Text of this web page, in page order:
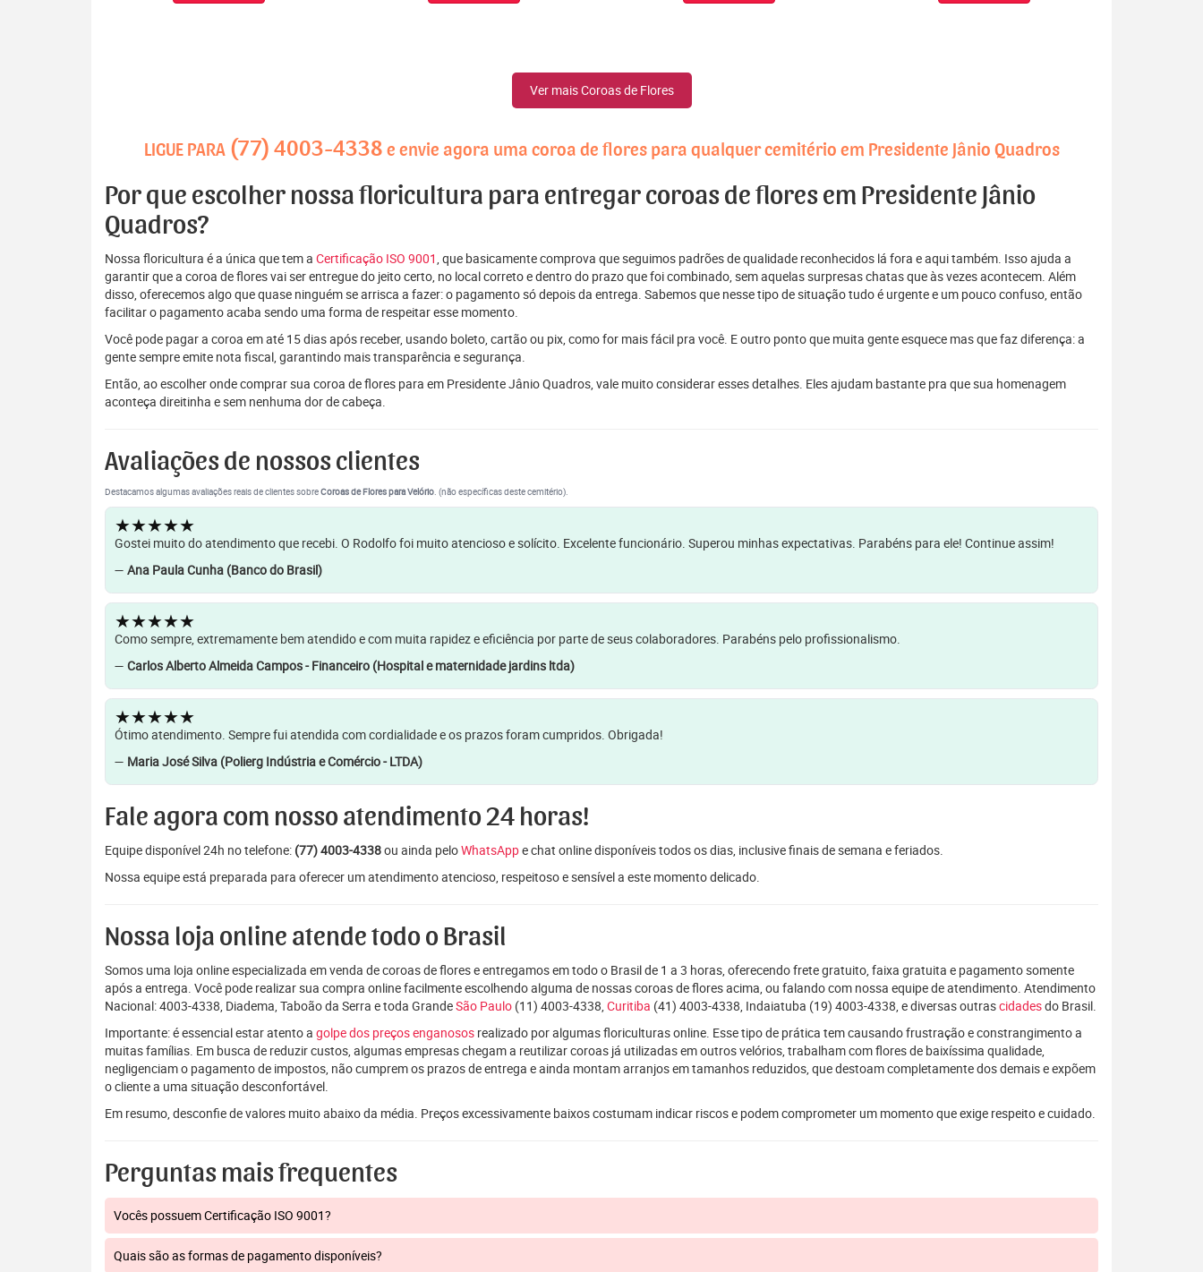
Ver mais Coroas de Flores
LIGUE PARA (77) 4003-4338 e envie agora uma coroa de flores para qualquer cemitério em Presidente Jânio Quadros
Por que escolher nossa floricultura para entregar coroas de flores em Presidente Jânio
Quadros?
Nossa floricultura é a única que tem a Certificação ISO 9001, que basicamente comprova que seguimos padrões de qualidade reconhecidos lá fora e aqui também. Isso ajuda a
garantir que a coroa de flores vai ser entregue do jeito certo, no local correto e dentro do prazo que foi combinado, sem aquelas surpresas chatas que às vezes acontecem. Além
disso, oferecemos algo que quase ninguém se arrisca a fazer: o pagamento só depois da entrega. Sabemos que nesse tipo de situação tudo é urgente e um pouco confuso, então
facilitar o pagamento acaba sendo uma forma de respeitar esse momento.
Você pode pagar a coroa em até 15 dias após receber, usando boleto, cartão ou pix, como for mais fácil pra você. E outro ponto que muita gente esquece mas que faz diferença: a
gente sempre emite nota fiscal, garantindo mais transparência e segurança.
Então, ao escolher onde comprar sua coroa de flores para em Presidente Jânio Quadros, vale muito considerar esses detalhes. Eles ajudam bastante pra que sua homenagem
aconteça direitinha e sem nenhuma dor de cabeça.
Avaliações de nossos clientes
Destacamos algumas avaliações reais de clientes sobreCoroas de Flores para Velório. (não específicas deste cemitério).
★★★★★
Gostei muito do atendimento que recebi. O Rodolfo foi muito atencioso e solícito. Excelente funcionário. Superou minhas expectativas. Parabéns para ele! Continue assim!
— Ana Paula Cunha (Banco do Brasil)
★★★★★
Como sempre, extremamente bem atendido e com muita rapidez e eficiência por parte de seus colaboradores. Parabéns pelo profissionalismo.
— Carlos Alberto Almeida Campos - Financeiro (Hospital e maternidade jardins ltda)
★★★★★
Ótimo atendimento. Sempre fui atendida com cordialidade e os prazos foram cumpridos. Obrigada!
— Maria José Silva (Polierg Indústria e Comércio - LTDA)
Fale agora com nosso atendimento 24 horas!
Equipe disponível 24h no telefone: (77) 4003-4338ou ainda peloWhatsAppe chat online disponíveis todos os dias, inclusive finais de semana e feriados.
Nossa equipe está preparada para oferecer um atendimento atencioso, respeitoso e sensível a este momento delicado.
Nossa loja online atende todo o Brasil
Somos uma loja online especializada em venda de coroas de flores e entregamos em todo o Brasil de 1 a 3 horas, oferecendo frete gratuito, faixa gratuita e pagamento somente
após a entrega. Você pode realizar sua compra online facilmente escolhendo alguma de nossas coroas de flores acima, ou falando com nossa equipe de atendimento. Atendimento
Nacional: 4003-4338, Diadema, Taboão da Serra e toda GrandeSão Paulo (11) 4003-4338, Curitiba (41) 4003-4338, Indaiatuba (19) 4003-4338, e diversas outrascidadesdo Brasil.
Importante: é essencial estar atento a golpe dos preços enganosos realizado por algumas floriculturas online. Esse tipo de prática tem causando frustração e constrangimento a
muitas famílias. Em busca de reduzir custos, algumas empresas chegam a reutilizar coroas já utilizadas em outros velórios, trabalham com flores de baixíssima qualidade,
negligenciam o pagamento de impostos, não cumprem os prazos de entrega e ainda montam arranjos em tamanhos reduzidos, que destoam completamente dos demais e expõem
o cliente a uma situação desconfortável.
Em resumo, desconfie de valores muito abaixo da média. Preços excessivamente baixos costumam indicar riscos e podem comprometer um momento que exige respeito e cuidado.
Perguntas mais frequentes
Vocês possuem Certificação ISO 9001?
Quais são as formas de pagamento disponíveis?